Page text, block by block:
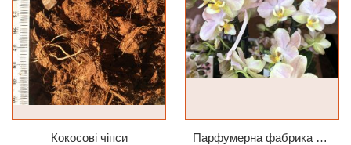
Кокосові чіпси Парфумерна фабрика Valkion 9102 1.7 (торфстакан) реанімашка